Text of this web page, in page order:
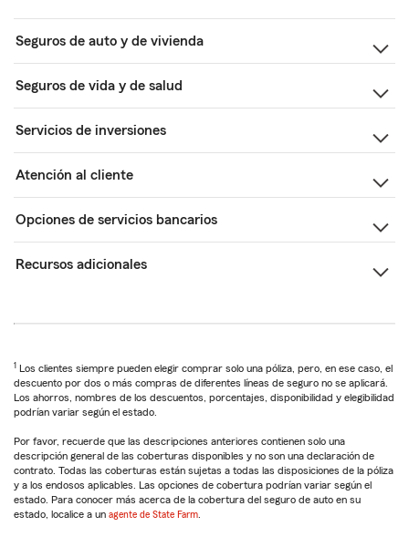
Seguros de auto y de vivienda
Seguros de vida y de salud
Servicios de inversiones
Atención al cliente
Opciones de servicios bancarios
Recursos adicionales
1 Los clientes siempre pueden elegir comprar solo una póliza, pero, en ese caso, el
descuento por dos o más compras de diferentes líneas de seguro no se aplicará.
Los ahorros, nombres de los descuentos, porcentajes, disponibilidad y elegibilidad
podrían variar según el estado.
Por favor, recuerde que las descripciones anteriores contienen solo una
descripción general de las coberturas disponibles y no son una declaración de
contrato. Todas las coberturas están sujetas a todas las disposiciones de la póliza
y a los endosos aplicables. Las opciones de cobertura podrían variar según el
estado. Para conocer más acerca de la cobertura del seguro de auto en su
estado, localice a un agente de State Farm